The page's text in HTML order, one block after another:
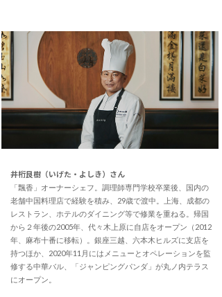
井桁良樹（いげた・よしき）さん
「飄香」オーナーシェフ。調理師専門学校卒業後、国内の
老舗中国料理店で経験を積み、29歳で渡中。上海、成都の
レストラン、ホテルのダイニング等で修業を重ねる。帰国
から２年後の2005年、代々木上原に自店をオープン（2012
年、麻布十番に移転）。銀座三越、六本木ヒルズに支店を
持つほか、2020年11月にはメニューとオペレーションを監
修する中華バル、「ジャンピングパンダ」が丸ノ内テラス
にオープン。